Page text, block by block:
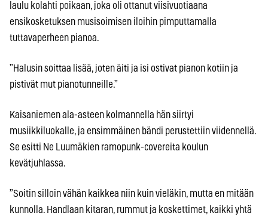
laulu kolahti poikaan, joka oli ottanut viisivuotiaana
ensikosketuksen musisoimisen iloihin pimputtamalla
tuttavaperheen pianoa.
”Halusin soittaa lisää, joten äiti ja isi ostivat pianon kotiin ja
pistivät mut pianotunneille.”
Kaisaniemen ala-asteen kolmannella hän siirtyi
musiikkiluokalle, ja ensimmäinen bändi perustettiin viidennellä.
Se esitti Ne Luumäkien ramopunk-covereita koulun
kevätjuhlassa.
”Soitin silloin vähän kaikkea niin kuin vieläkin, mutta en mitään
kunnolla. Handlaan kitaran, rummut ja koskettimet, kaikki yhtä